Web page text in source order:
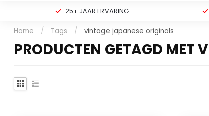
25+ JAAR ERVARING
Home / Tags / vintage japanese originals
PRODUCTEN GETAGD MET